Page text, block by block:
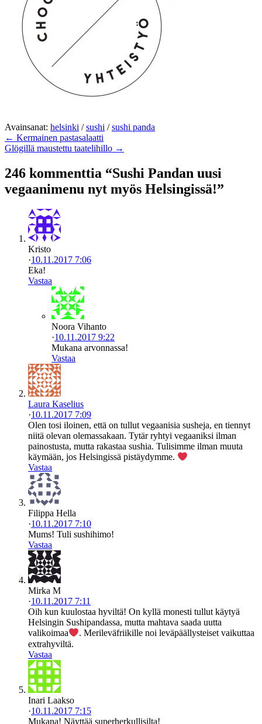
Avainsanat: helsinki /sushi /sushi panda
← Kermainen pastasalaatti
Glögillä maustettu taatelihillo →
246 kommenttia “Sushi Pandan uusi
vegaanimenu nyt myös Helsingissä!”
Kristo
·10.11.2017 7:06
Eka!
Vastaa
Noora Vihanto
·10.11.2017 9:22
Mukana arvonnassa!
Vastaa
Laura Kaselius
·10.11.2017 7:09
Olen tosi iloinen, että on tullut vegaanisia susheja, en tiennyt
niitä olevan olemassakaan. Tytär ryhtyi vegaaniksi ilman
painostusta, mutta rakastaa sushia. Tulisimme ilman muuta
käymään, jos Helsingissä pistäydymme.
Vastaa
Filippa Hella
·10.11.2017 7:10
Mums! Tuli sushihimo!
Vastaa
Mirka M
·10.11.2017 7:11
Oih kun kuulostaa hyviltä! On kyllä monesti tullut käytyä
Helsingin Sushipandassa, mutta mahtava saada uutta
valikoimaa
. Merileväfriikille noi leväpäällysteiset vaikuttaa
extrahyviltä.
Vastaa
Inari Laakso
·10.11.2017 7:15
Mukana! Näyttää superherkullisilta!